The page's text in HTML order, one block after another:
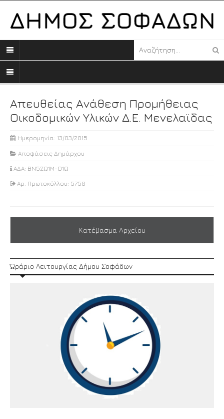
Απευθείας Ανάθεση Προμήθειας
Οικοδομικών Υλικών Δ.Ε. Μενελαϊδας
Ημερομηνία: 13/03/2015
Αποφάσεις Δημάρχου
ΑΔΑ: ΒΝ5ΖΩ1Μ-Ο1Ω
Αρ. Πρωτοκόλλου: 5750
Κατέβασμα Αρχείου
Ώράριο Λειτουργίας Δήμου Σοφάδων